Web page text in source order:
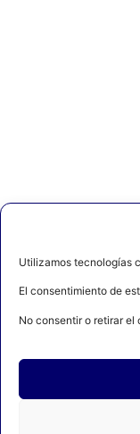
Utilizamos tecnologías
El consentimiento de
No consentir o retirar